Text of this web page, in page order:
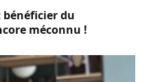
du
méconnu !